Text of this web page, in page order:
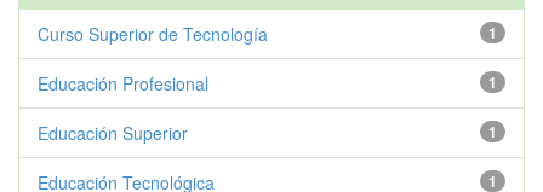
1
Curso Superior de Tecnología
1
Educación Profesional
1
Educación Superior
1
Educación Tecnológica